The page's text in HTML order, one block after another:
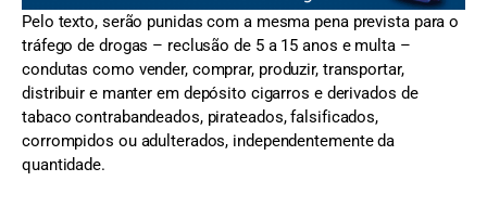
Pelo texto, serão punidas com a mesma pena prevista para o
tráfego de drogas – reclusão de 5 a 15 anos e multa –
condutas como vender, comprar, produzir, transportar,
distribuir e manter em depósito cigarros e derivados de
tabaco contrabandeados, pirateados, falsificados,
corrompidos ou adulterados, independentemente da
quantidade.